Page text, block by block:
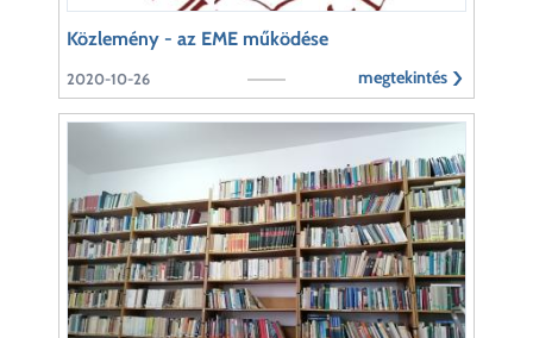
Közlemény - az EME működése
megtekintés
2020-10-26